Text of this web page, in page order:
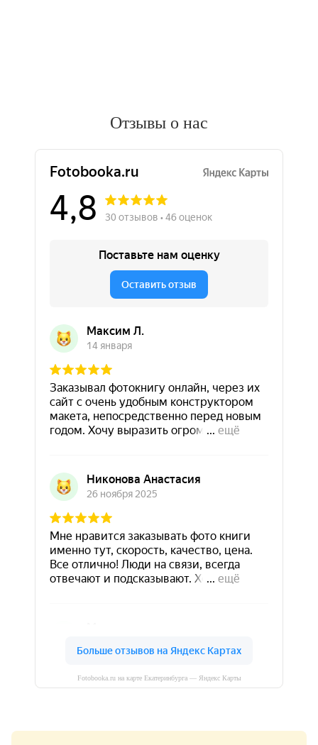
Отзывы о нас
Fotobooka.ru на карте Екатеринбурга — Яндекс Карты